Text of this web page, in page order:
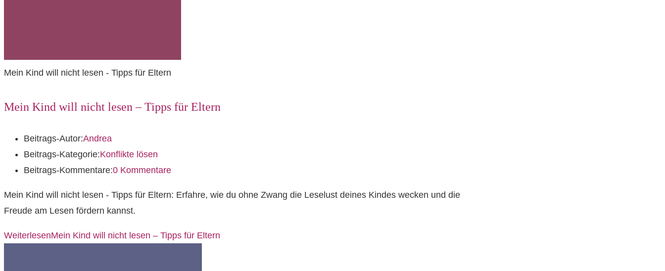
Mein Kind will nicht lesen - Tipps für Eltern
Mein Kind will nicht lesen – Tipps für Eltern
Beitrags-Autor:Andrea
Beitrags-Kategorie:Konflikte lösen
Beitrags-Kommentare:0 Kommentare
Mein Kind will nicht lesen - Tipps für Eltern: Erfahre, wie du ohne Zwang die Leselust deines Kindes wecken und die
Freude am Lesen fördern kannst.
WeiterlesenMein Kind will nicht lesen – Tipps für Eltern